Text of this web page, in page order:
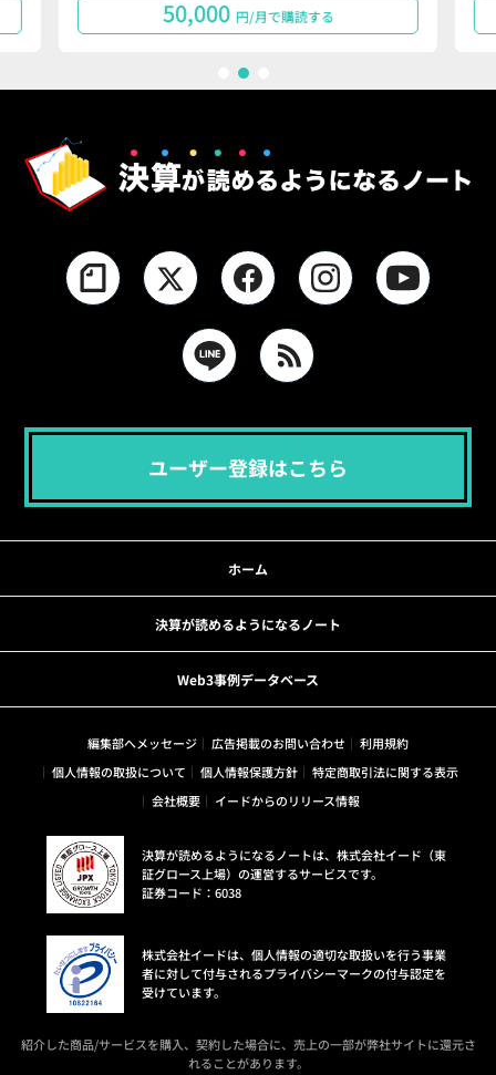
50,000 円/月で購読する
ユーザー登録はこちら
ホーム
決算が読めるようになるノート
Web3事例データベース
編集部へメッセージ 広告掲載のお問い合わせ
利用規約
個人情報の取扱について
個人情報保護方針
特定商取引法に関する表示
会社概要
イードからのリリース情報
決算が読めるようになるノートは、株式会社イード（東
証グロース上場）の運営するサービスです。
証券コード：6038
株式会社イードは、個人情報の適切な取扱いを行う事業
者に対して付与されるプライバシーマークの付与認定を
受けています。
紹介した商品/サービスを購入、契約した場合に、売上の一部が弊社サイトに還元さ
れることがあります。